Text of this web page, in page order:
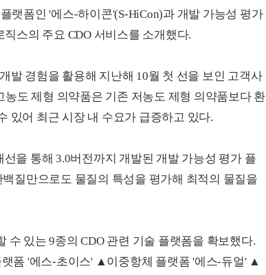
랫폼인 '에스-하이콘'(S-HiCon)과 개발 가능성 평가
스의 주요 CDO 서비스를 소개했다.
발 경험을 활용해 지난해 10월 첫 선을 보인 고객사
도 제형 의약품은 기존 저농도 제형 의약품보다 환
있어 최근 시장 내 수요가 급증하고 있다.
을 통해 3.0버전까지 개발된 개발 가능성 평가 플
질만으로도 물질의 특성을 평가해 최적의 물질을
있는 9종의 CDO 관련 기술 플랫폼을 확보했다.
폼 '에스-초이스' ▲이중항체 플랫폼 '에스-듀얼' ▲